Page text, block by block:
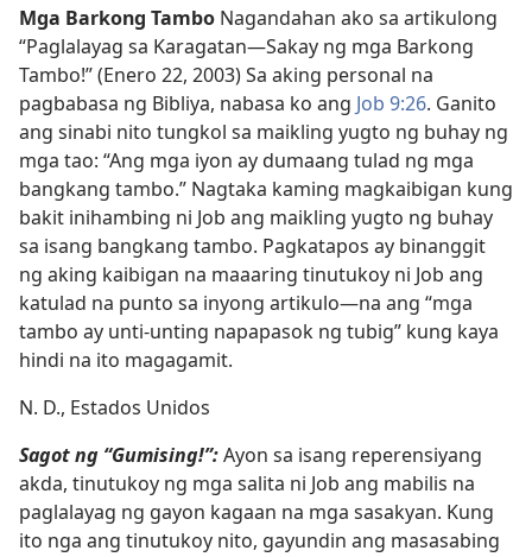
Mga Barkong Tambo Nagandahan ako sa artikulong
“Paglalayag sa Karagatan​—Sakay ng mga Barkong
Tambo!” (Enero 22, 2003) Sa aking personal na
pagbabasa ng Bibliya, nabasa ko ang Job 9:26. Ganito
ang sinabi nito tungkol sa maikling yugto ng buhay ng
mga tao: “Ang mga iyon ay dumaang tulad ng mga
bangkang tambo.” Nagtaka kaming magkaibigan kung
bakit inihambing ni Job ang maikling yugto ng buhay
sa isang bangkang tambo. Pagkatapos ay binanggit
ng aking kaibigan na maaaring tinutukoy ni Job ang
katulad na punto sa inyong artikulo​—na ang “mga
tambo ay unti-unting napapasok ng tubig” kung kaya
hindi na ito magagamit.
N. D., Estados Unidos
Sagot ng “Gumising!”:Ayon sa isang reperensiyang
akda, tinutukoy ng mga salita ni Job ang mabilis na
paglalayag ng gayon kagaan na mga sasakyan. Kung
ito nga ang tinutukoy nito, gayundin ang masasabing